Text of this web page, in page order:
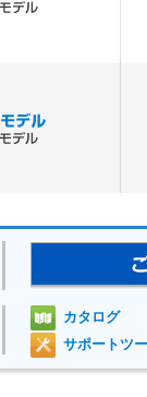
カタログ
サポートツ